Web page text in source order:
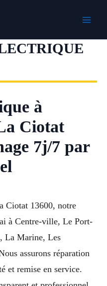
à
Ciotat
7j/7 par
Ciotat 13600, notre
à Centre-ville, Le Port-
La Marine, Les
assurons réparation
et remise en service.